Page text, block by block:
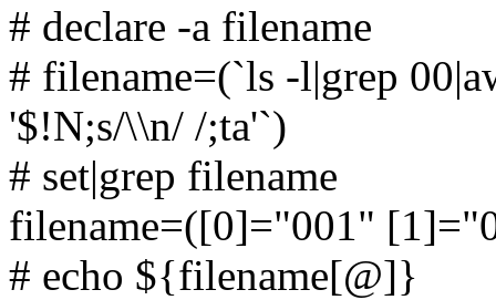
# declare -a filename
# filename=(`ls -l|grep
'$!N;s/\\n/ /;ta'`)
# set|grep filename
filename=([0]="001"
# echo ${filename[@]}